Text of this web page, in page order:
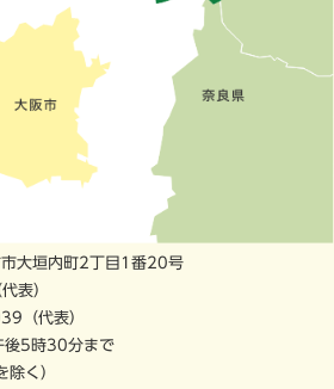
大垣内町2丁目1番20号
代表）
（代表）
後5時30分まで
除く）